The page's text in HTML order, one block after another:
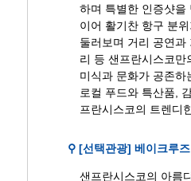
하며 특별한 인증샷을
이어 활기찬 항구 분
둘러보며 거리 공연과
리 등 샌프란시스코만
미식과 문화가 공존하
로컬 푸드와 특산품,
프란시스코의 트렌디
⚲ [선택관광] 베이크루
샌프란시스코의 아름